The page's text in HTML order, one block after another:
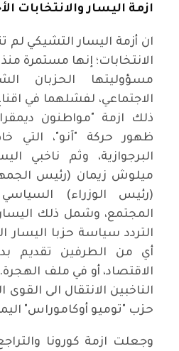
ازمة اليسار والانتخابات
ان أزمة اليسار التشيكي لم
الانتخابات؛ إنها مستمرة
مسؤوليتها الحزبان
الاجتماعي، لفشلهما في
ذلك ازمة "مواطنون
ظهور حركة "آنو"، التي
البرجوازية، وثم ناخبي
ميلوش زيمان (رئيس
(رئيس الوزراء)
المجتمع، وشمل ذلك
التردد سياسة حزبا اليسار
أي من الطرفين تقديم
الاقتصاد، أو في ملف
الناخبين الانتقال الى
حزب "توميو أوكاموراس"
وجعلت ازمة كورونا